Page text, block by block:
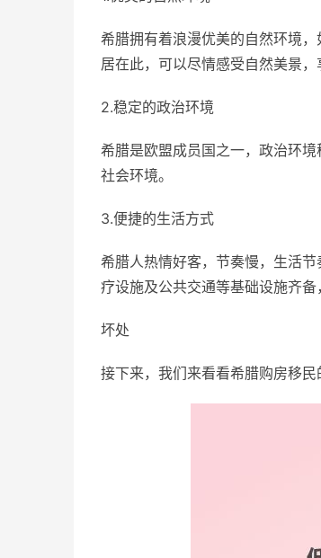
希腊拥有着浪漫优美的自然环境
居在此，可以尽情感受自然美景，
2.稳定的政治环境
希腊是欧盟成员国之一，政治环
社会环境。
3.便捷的生活方式
希腊人热情好客，节奏慢，生活
疗设施及公共交通等基础设施齐备
坏处
接下来，我们来看看希腊购房移民